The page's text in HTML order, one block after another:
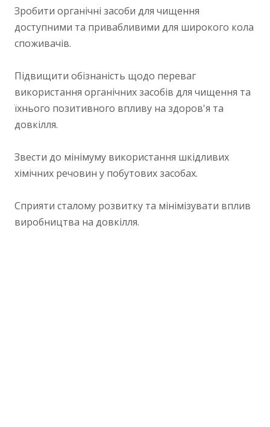
Зробити органічні засоби для чищення
доступними та привабливими для широкого кола
споживачів.
Підвищити обізнаність щодо переваг
використання органічних засобів для чищення та
їхнього позитивного впливу на здоров'я та
довкілля.
Звести до мінімуму використання шкідливих
хімічних речовин у побутових засобах.
Сприяти сталому розвитку та мінімізувати вплив
виробництва на довкілля.